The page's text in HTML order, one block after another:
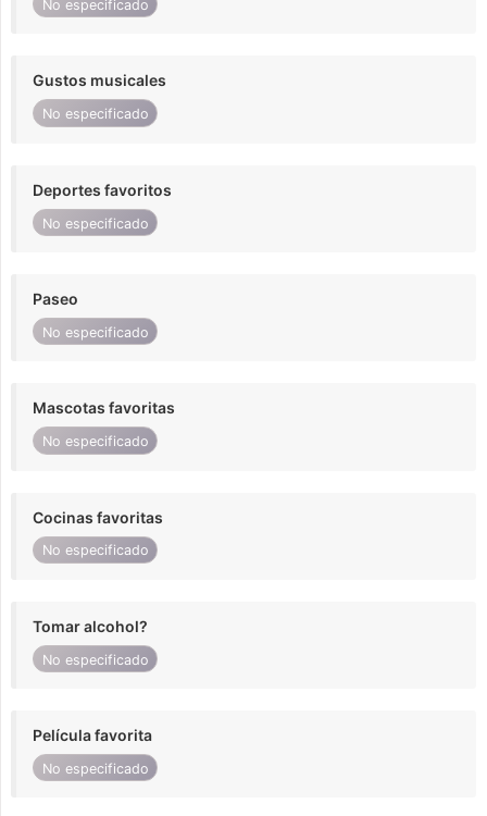
No especificado
Gustos musicales
No especificado
Deportes favoritos
No especificado
Paseo
No especificado
Mascotas favoritas
No especificado
Cocinas favoritas
No especificado
Tomar alcohol?
No especificado
Película favorita
No especificado